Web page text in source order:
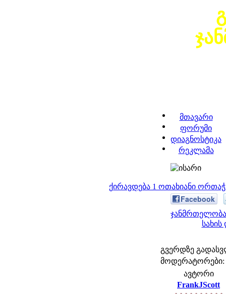
მთავარი
ფორუმი
დიაგნოსტიკა
რეკლამა
ქირავდება 1 ოთახიანი
Facebook
სახის
გვერდზე
მოდერატორები:
ავტორი
FrankJScott